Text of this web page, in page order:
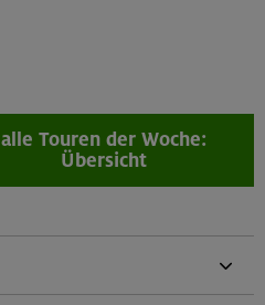
alle Touren der Woche:
Übersicht